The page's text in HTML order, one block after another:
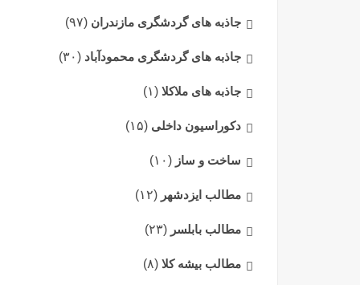
جاذبه های گردشگری مازندران (۹۷)
جاذبه های گردشگری محمودآباد (۳۰)
جاذبه های ملاکلا (۱)
دکوراسیون داخلی (۱۵)
ساخت و ساز (۱۰)
مطالب ایزدشهر (۱۲)
مطالب بابلسر (۲۳)
مطالب بیشه کلا (۸)